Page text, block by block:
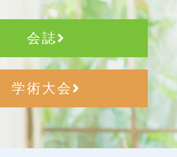
会誌
学術大会